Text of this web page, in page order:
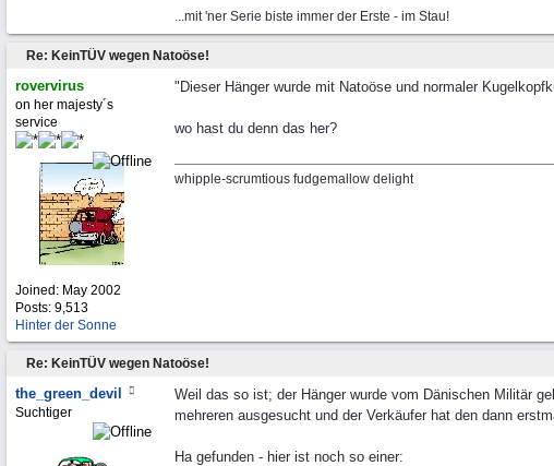
...mit 'ner Serie biste immer der Erste - im Stau!
Re: KeinTÜV wegen Natoöse!
rovervirus
on her majesty´s
service
Joined: May 2002
Posts: 9,513
Hinter der Sonne
"Dieser Hänger wurde mit Natoöse und normaler
wo hast du denn das her?
whipple-scrumtious fudgemallow delight
Re: KeinTÜV wegen Natoöse!
the_green_devil
Suchtiger
Weil das so ist; der Hänger wurde vom Dänischen Militär
mehreren ausgesucht und der Verkäufer hat den dann
Ha gefunden - hier ist noch so einer: